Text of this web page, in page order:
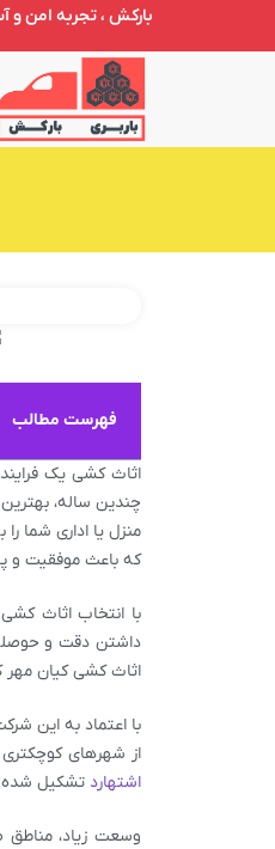
بارکش ، تجربه امن و
فهرست مطالب
اثاث کشی یک
چندین ساله،
منزل یا اداری شما
که باعث موفقیت و
با انتخاب اثاث
داشتن دقت و حوصله
اثاث کشی کیان مهر
با اعتماد به این
از شهرهای کوچکتری
اشتهارد تشکیل
وسعت زیاد، مناطق